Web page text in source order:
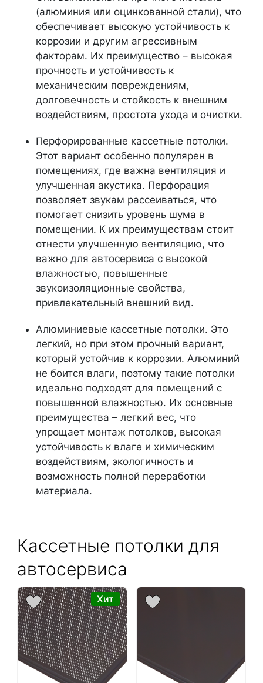
(алюминия или оцинкованной стали), что
обеспечивает высокую устойчивость к
коррозии и другим агрессивным
факторам. Их преимущество – высокая
прочность и устойчивость к
механическим повреждениям,
долговечность и стойкость к внешним
воздействиям, простота ухода и очистки.
Перфорированные кассетные потолки.
Этот вариант особенно популярен в
помещениях, где важна вентиляция и
улучшенная акустика. Перфорация
позволяет звукам рассеиваться, что
помогает снизить уровень шума в
помещении. К их преимуществам стоит
отнести улучшенную вентиляцию, что
важно для автосервиса с высокой
влажностью, повышенные
звукоизоляционные свойства,
привлекательный внешний вид.
Алюминиевые кассетные потолки. Это
легкий, но при этом прочный вариант,
который устойчив к коррозии. Алюминий
не боится влаги, поэтому такие потолки
идеально подходят для помещений с
повышенной влажностью. Их основные
преимущества – легкий вес, что
упрощает монтаж потолков, высокая
устойчивость к влаге и химическим
воздействиям, экологичность и
возможность полной переработки
материала.
Кассетные потолки для
автосервиса
Хит